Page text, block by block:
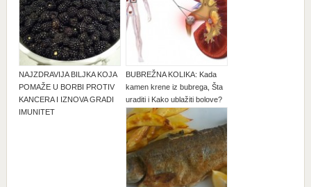
NAJZDRAVIJA BILJKA KOJA
POMAŽE U BORBI PROTIV
KANCERA I IZNOVA GRADI
IMUNITET
BUBREŽNA KOLIKA: Kada
kamen krene iz bubrega, Šta
uraditi i Kako ublažiti bolove?